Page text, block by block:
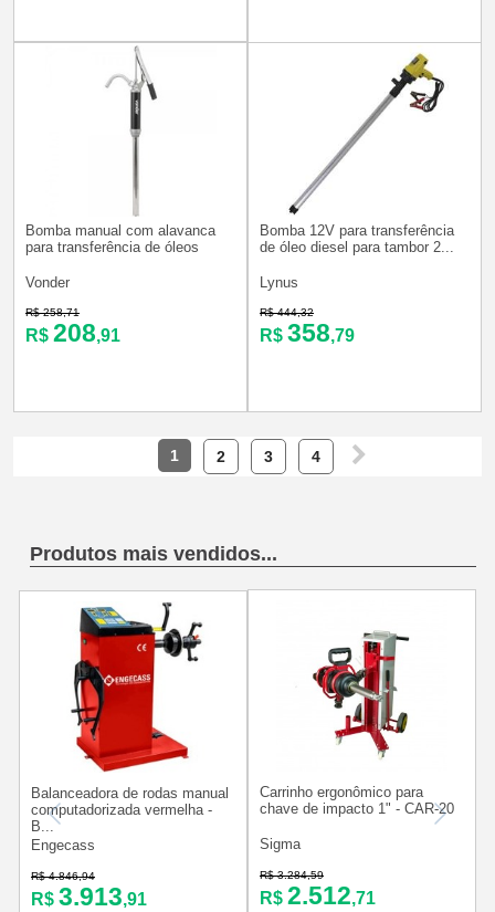
Bomba manual com alavanca
para transferência de óleos
Vonder
R$ 258,71
R$ 208,91
Bomba 12V para transferência
de óleo diesel para tambor 2...
Lynus
R$ 444,32
R$ 358,79
1 2 3 4
Produtos mais vendidos...
Balanceadora de rodas manual
computadorizada vermelha -
B...
Engecass
R$ 4.846,94
R$ 3.913,91
Carrinho ergonômico para
chave de impacto 1" - CAR-20
Sigma
R$ 3.284,59
R$ 2.512,71